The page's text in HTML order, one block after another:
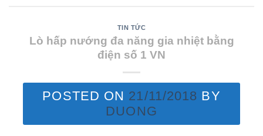
TIN TỨC
Lò hấp nướng đa năng gia nhiệt bằng
điện số 1 VN
POSTED ON 21/11/2018 BY
DUONG